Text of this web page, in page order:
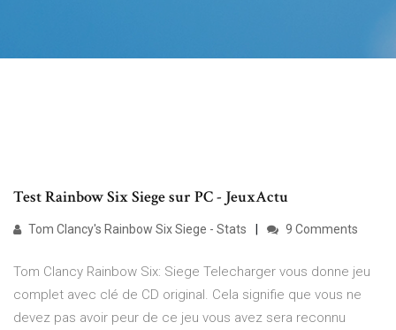
Test Rainbow Six Siege sur PC - JeuxActu
Tom Clancy's Rainbow Six Siege - Stats 9 Comments
Tom Clancy Rainbow Six: Siege Telecharger vous donne jeu
complet avec clé de CD original. Cela signifie que vous ne
devez pas avoir peur de ce jeu vous avez sera reconnu